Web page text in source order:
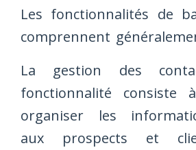
Les fonctionnalités de
comprennent
La gestion des
fonctionnalité
organiser les
aux prospects et